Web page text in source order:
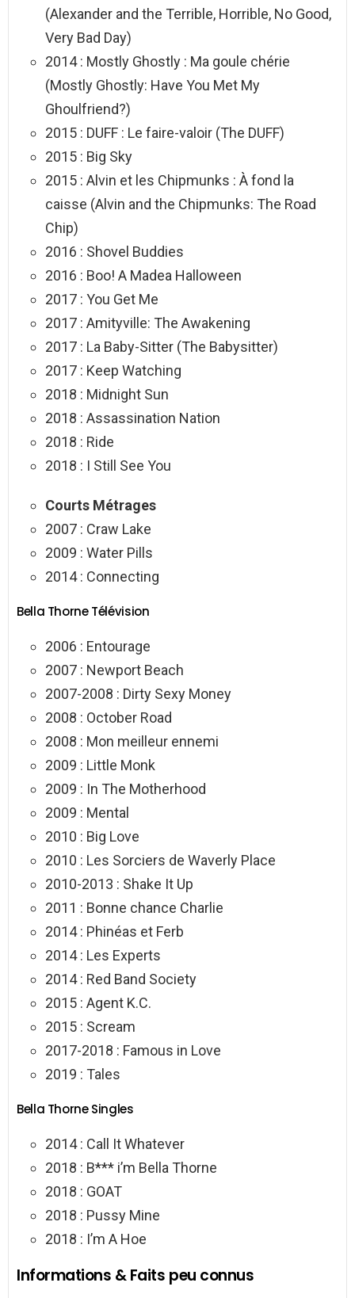
(Alexander and the Terrible, Horrible, No Good,
Very Bad Day)
2014 : Mostly Ghostly : Ma goule chérie
(Mostly Ghostly: Have You Met My
Ghoulfriend?)
2015 : DUFF : Le faire-valoir (The DUFF)
2015 : Big Sky
2015 : Alvin et les Chipmunks : À fond la
caisse (Alvin and the Chipmunks: The Road
Chip)
2016 : Shovel Buddies
2016 : Boo! A Madea Halloween
2017 : You Get Me
2017 : Amityville: The Awakening
2017 : La Baby-Sitter (The Babysitter)
2017 : Keep Watching
2018 : Midnight Sun
2018 : Assassination Nation
2018 : Ride
2018 : I Still See You
Courts Métrages
2007 : Craw Lake
2009 : Water Pills
2014 : Connecting
Bella Thorne Télévision
2006 : Entourage
2007 : Newport Beach
2007-2008 : Dirty Sexy Money
2008 : October Road
2008 : Mon meilleur ennemi
2009 : Little Monk
2009 : In The Motherhood
2009 : Mental
2010 : Big Love
2010 : Les Sorciers de Waverly Place
2010-2013 : Shake It Up
2011 : Bonne chance Charlie
2014 : Phinéas et Ferb
2014 : Les Experts
2014 : Red Band Society
2015 : Agent K.C.
2015 : Scream
2017-2018 : Famous in Love
2019 : Tales
Bella Thorne Singles
2014 : Call It Whatever
2018 : B*** i’m Bella Thorne
2018 : GOAT
2018 : Pussy Mine
2018 : I’m A Hoe
Informations & Faits peu connus